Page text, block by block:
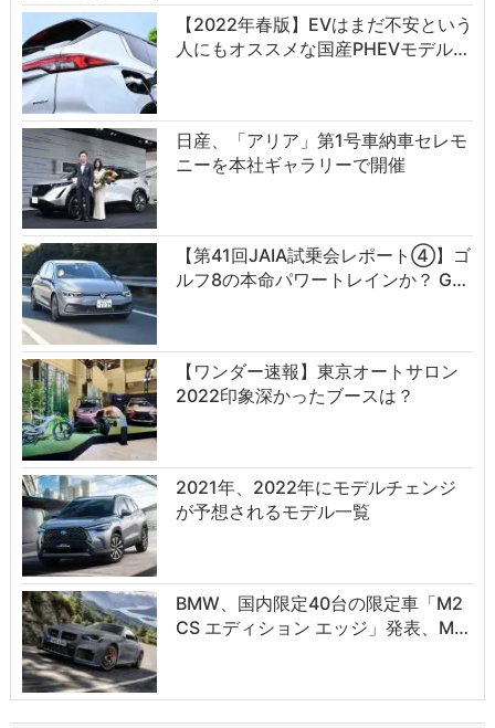
【2022年春版】EVはまだ不安という
人にもオススメな国産PHEVモデル…
日産、「アリア」第1号車納車セレモ
ニーを本社ギャラリーで開催
【第41回JAIA試乗会レポート④】ゴ
ルフ8の本命パワートレインか？ G…
【ワンダー速報】東京オートサロン
2022印象深かったブースは？
2021年、2022年にモデルチェンジ
が予想されるモデル一覧
BMW、国内限定40台の限定車「M2
CS エディション エッジ」発表、M…